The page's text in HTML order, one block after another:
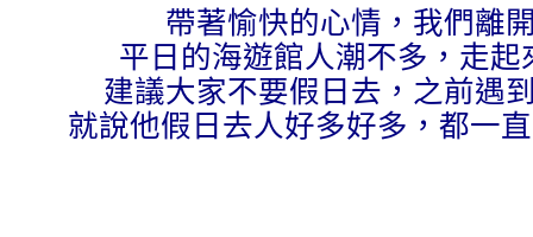
帶著愉快的心情，我們離
平日的海遊館人潮不多，走
建議大家不要假日去，之前遇
就說他假日去人好多好多，都一